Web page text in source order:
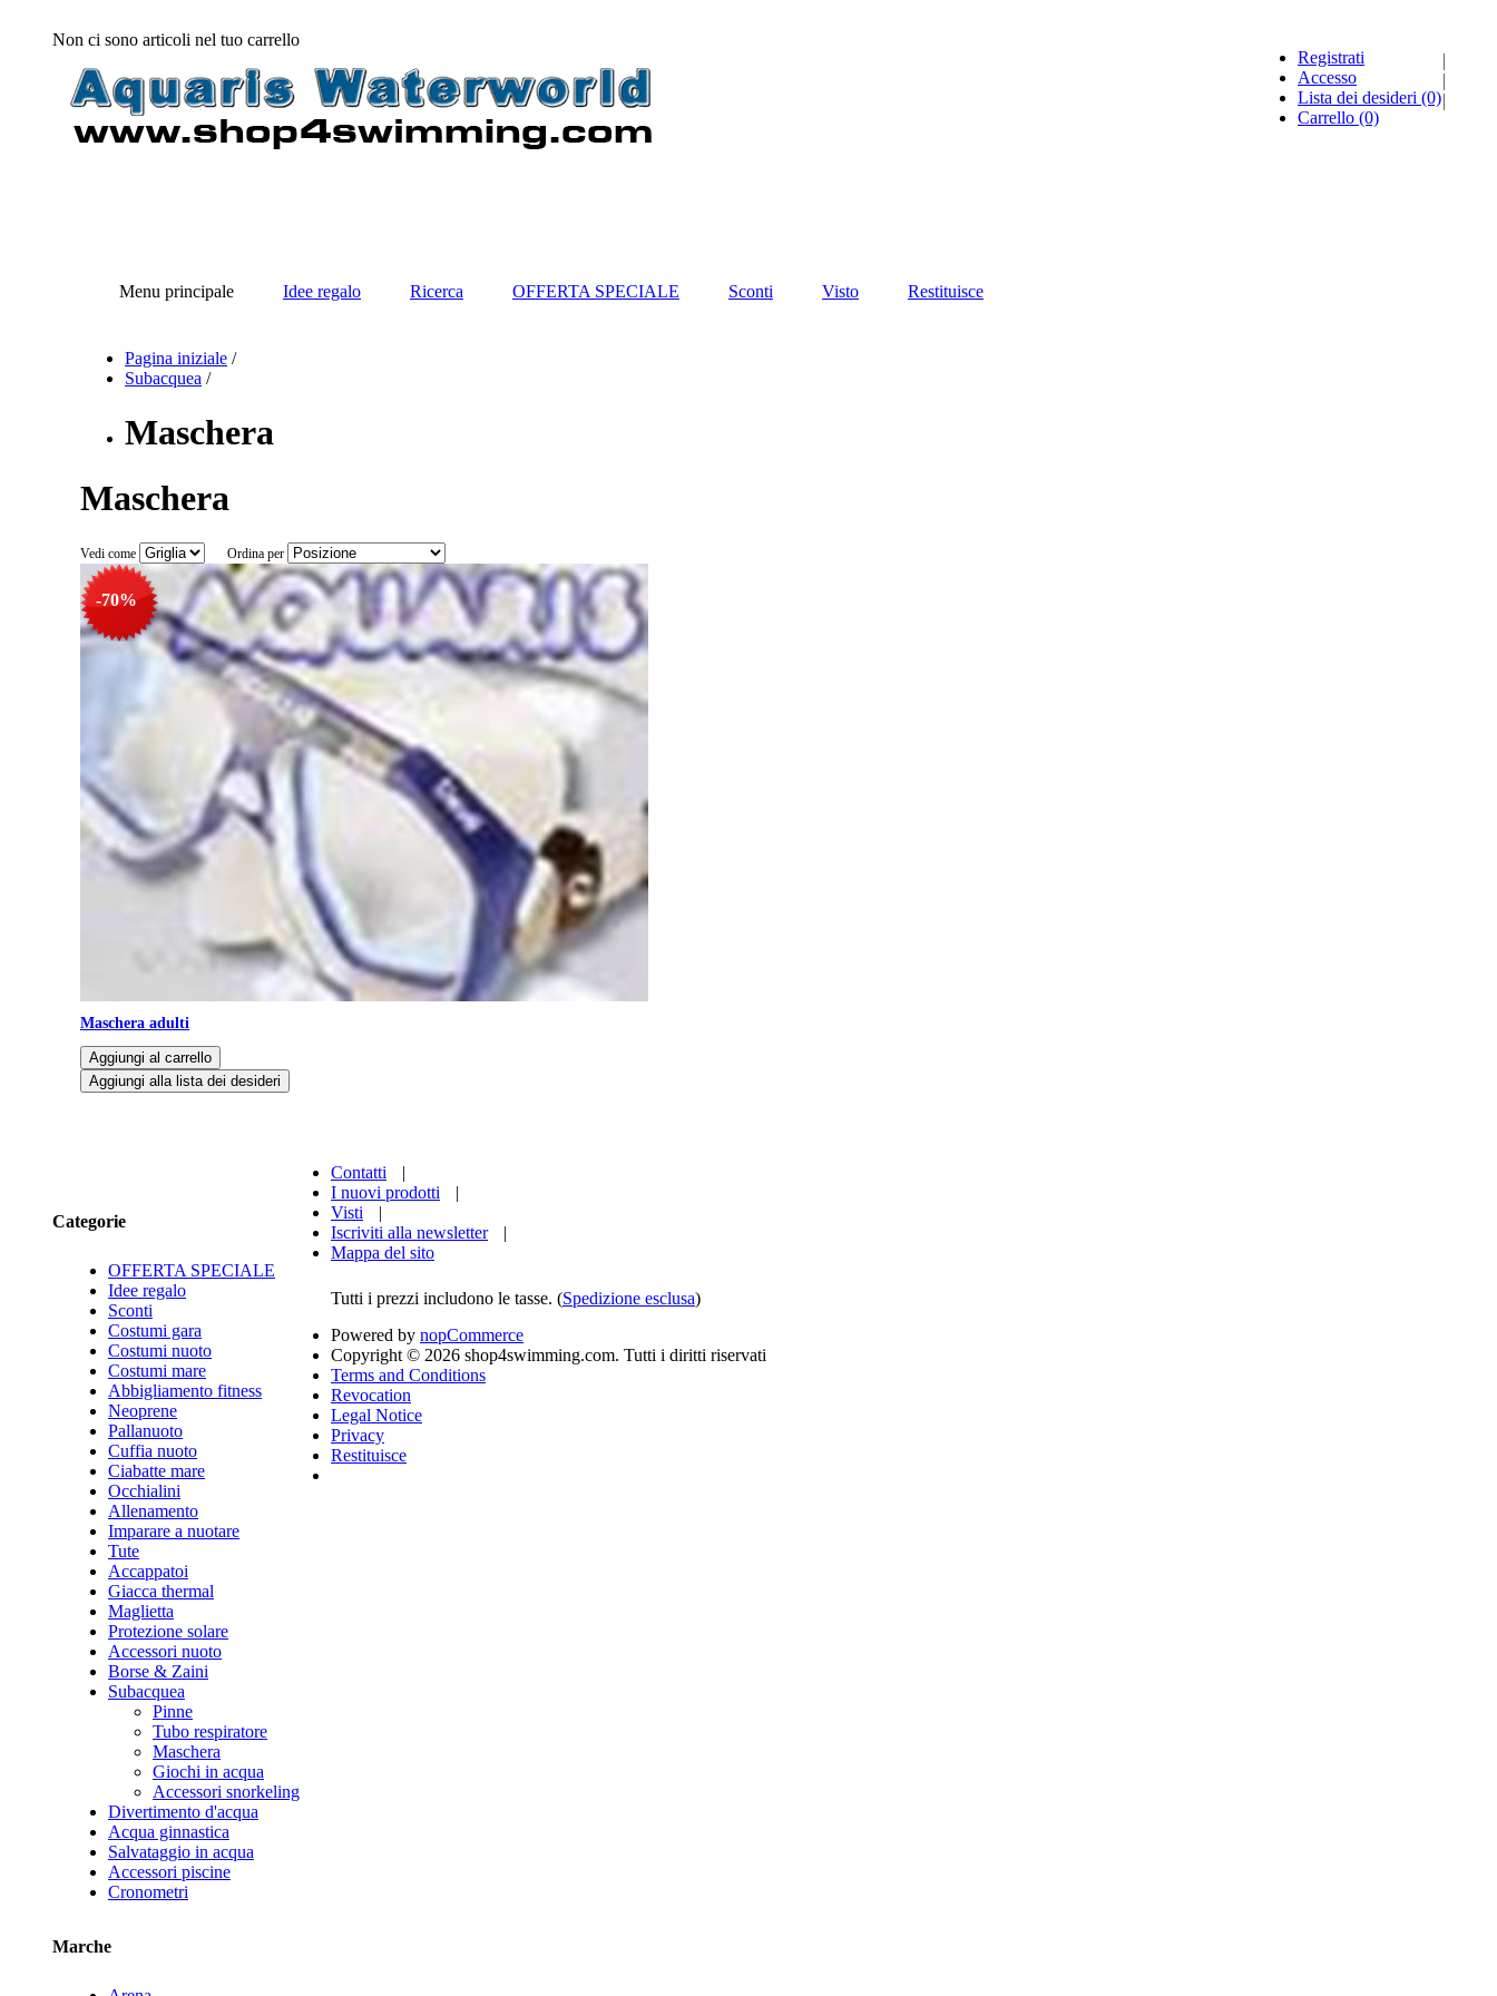
Registrati
Accesso
Lista dei desideri (0)
Carrello (0)
Non ci sono articoli nel tuo carrello
Menu principale Idee regalo Ricerca OFFERTA SPECIALE Sconti Visto Restituisce
Pagina iniziale /
Subacquea /
Maschera
Maschera
Vedi come Ordina per
-70%
Maschera adulti
Categorie
OFFERTA SPECIALE
Idee regalo
Sconti
Costumi gara
Costumi nuoto
Costumi mare
Abbigliamento fitness
Neoprene
Pallanuoto
Cuffia nuoto
Ciabatte mare
Occhialini
Allenamento
Imparare a nuotare
Tute
Accappatoi
Giacca thermal
Maglietta
Protezione solare
Accessori nuoto
Borse & Zaini
Subacquea
Pinne
Tubo respiratore
Maschera
Giochi in acqua
Accessori snorkeling
Divertimento d'acqua
Acqua ginnastica
Salvataggio in acqua
Accessori piscine
Cronometri
Marche
Contatti
|
I nuovi prodotti
|
Visti
|
Iscriviti alla newsletter
|
Mappa del sito
Tutti i prezzi includono le tasse. (Spedizione esclusa)
Powered by nopCommerce
Copyright © 2026 shop4swimming.com. Tutti i diritti riservati
Terms and Conditions
Revocation
Legal Notice
Privacy
Restituisce